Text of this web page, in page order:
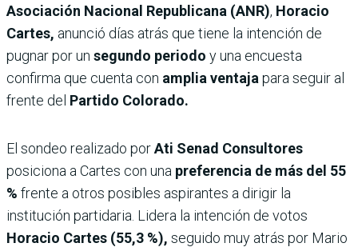
Asociación Nacional Republicana (ANR), Horacio
Cartes, anunció días atrás que tiene la intención de
pugnar por un segundo periodo y una encuesta
confirma que cuenta con amplia ventaja para seguir al
frente del Partido Colorado.
El sondeo realizado porAti Senad Consultores
posiciona a Cartes con una preferencia de más del 55
% frente a otros posibles aspirantes a dirigir la
institución partidaria. Lidera la intención de votos
Horacio Cartes (55,3 %), seguido muy atrás por Mario